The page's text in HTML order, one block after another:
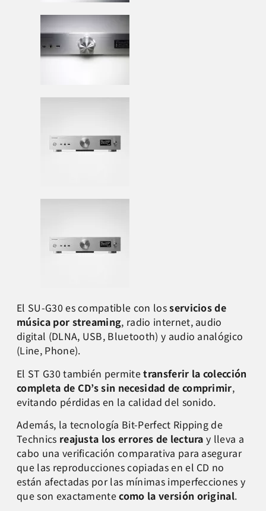
El SU-G30 es compatible con losservicios de
música por streaming, radio internet, audio
digital (DLNA, USB, Bluetooth) y audio analógico
(Line, Phone).
El ST G30 también permitetransferir la colección
completa de CD’s sin necesidad de comprimir,
evitando pérdidas en la calidad del sonido.
Además, la tecnología Bit-Perfect Ripping de
Technics reajusta los errores de lectura y lleva a
cabo una verificación comparativa para asegurar
que las reproducciones copiadas en el CD no
están afectadas por las mínimas imperfecciones y
que son exactamentecomo la versión original.